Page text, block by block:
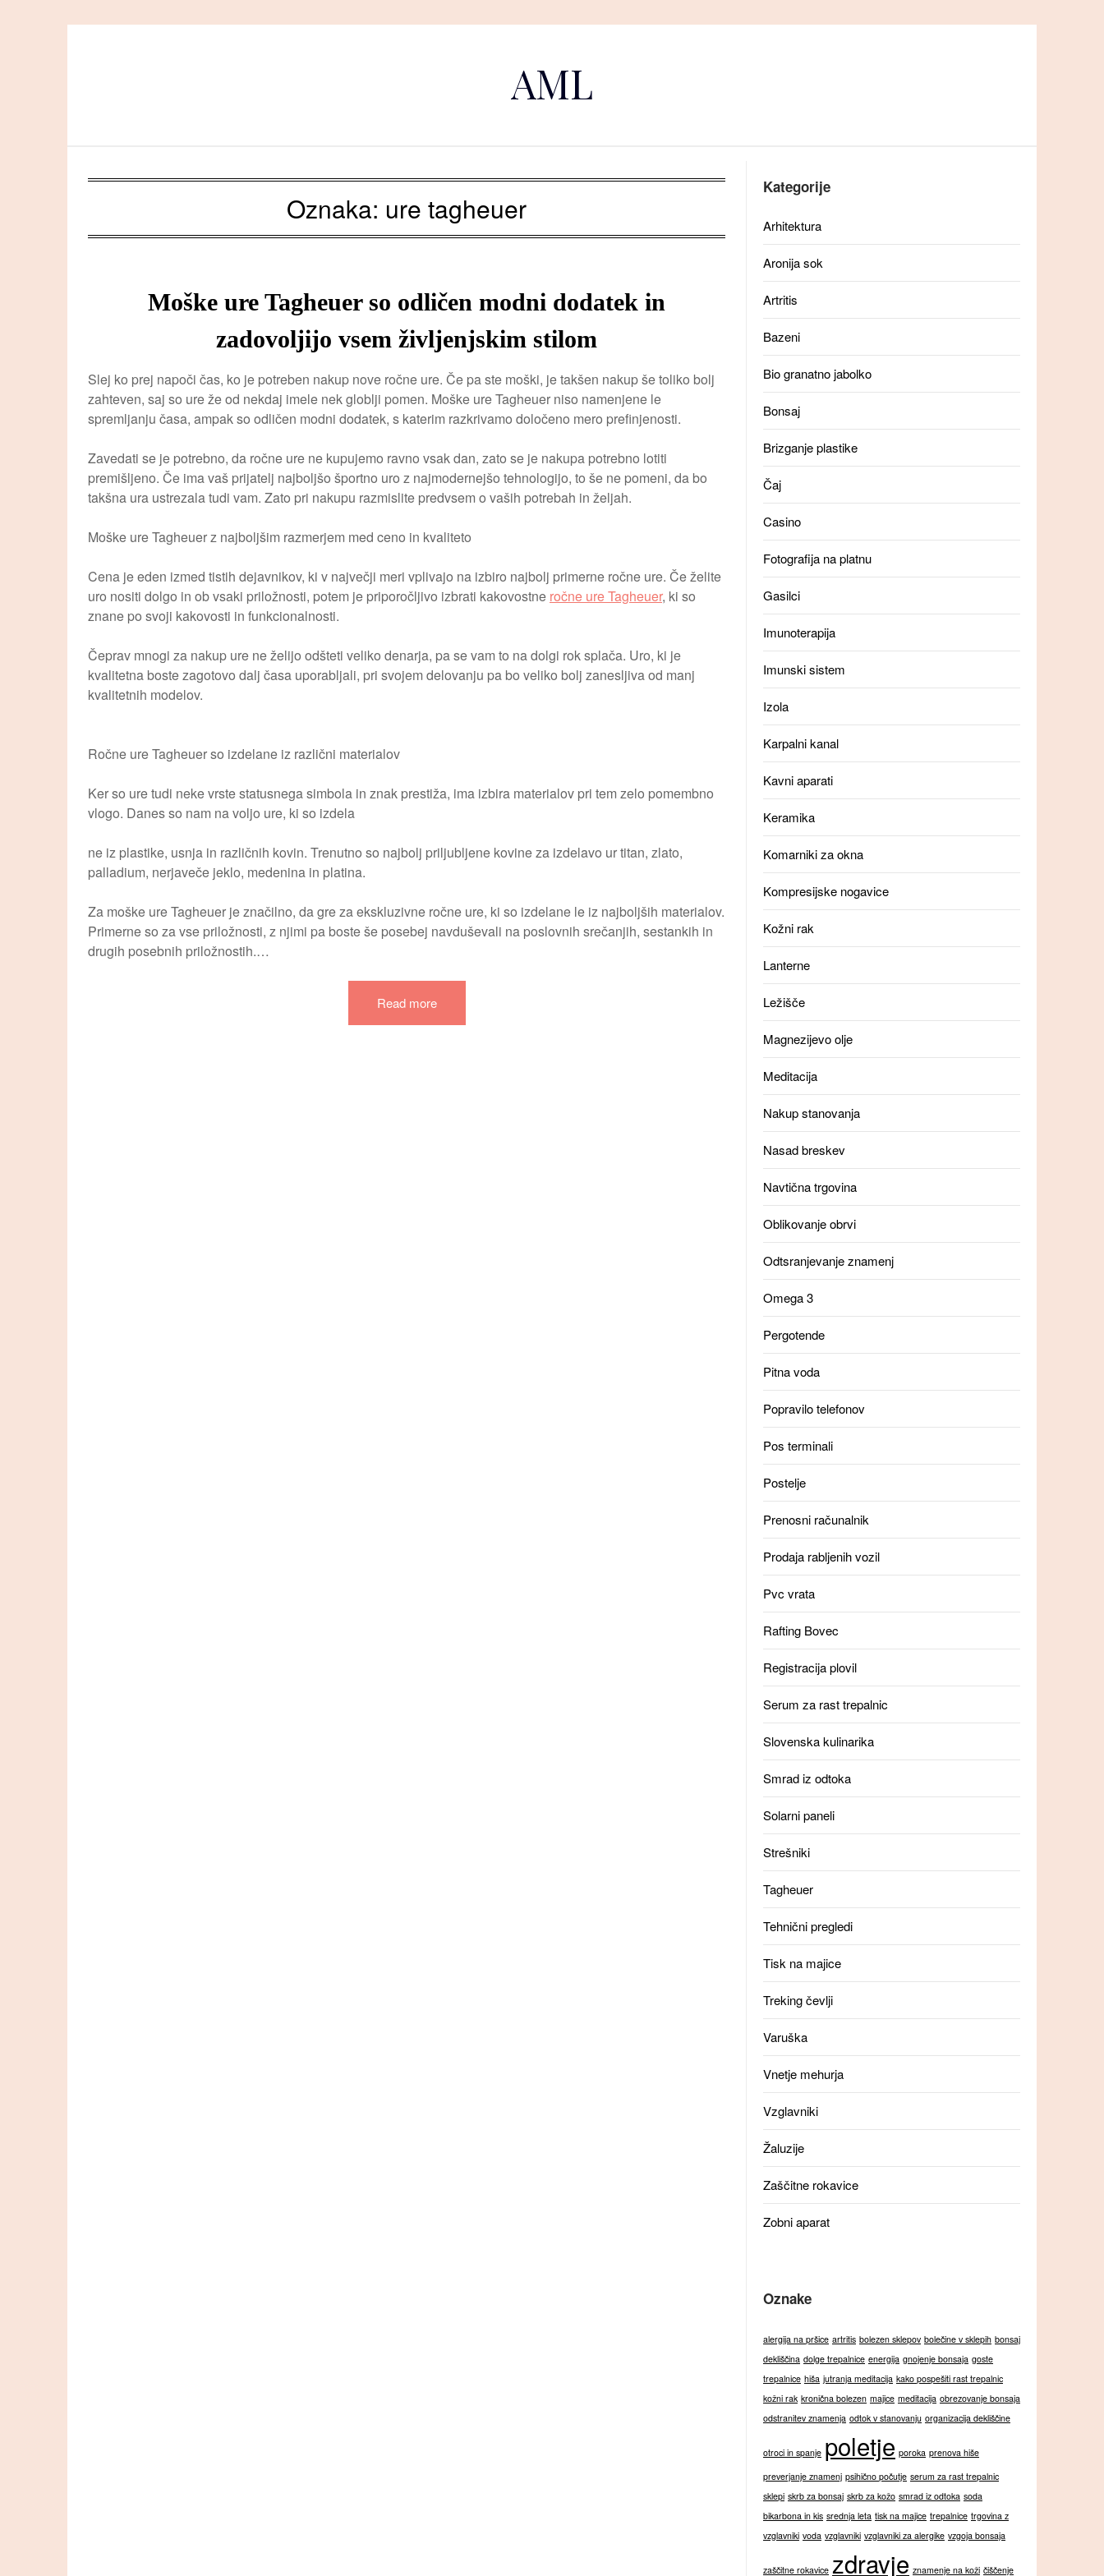
AML
Oznaka: ure tagheuer
Moške ure Tagheuer so odličen modni dodatek in
zadovoljijo vsem življenjskim stilom
Slej ko prej napoči čas, ko je potreben nakup nove ročne ure. Če pa ste moški, je takšen nakup še toliko bolj
zahteven, saj so ure že od nekdaj imele nek globlji pomen. Moške ure Tagheuer niso namenjene le
spremljanju časa, ampak so odličen modni dodatek, s katerim razkrivamo določeno mero prefinjenosti.
Zavedati se je potrebno, da ročne ure ne kupujemo ravno vsak dan, zato se je nakupa potrebno lotiti
premišljeno. Če ima vaš prijatelj najboljšo športno uro z najmodernejšo tehnologijo, to še ne pomeni, da bo
takšna ura ustrezala tudi vam. Zato pri nakupu razmislite predvsem o vaših potrebah in željah.
Moške ure Tagheuer z najboljšim razmerjem med ceno in kvaliteto
Cena je eden izmed tistih dejavnikov, ki v največji meri vplivajo na izbiro najbolj primerne ročne ure. Če želite
uro nositi dolgo in ob vsaki priložnosti, potem je priporočljivo izbrati kakovostne ročne ure Tagheuer, ki so
znane po svoji kakovosti in funkcionalnosti.
Čeprav mnogi za nakup ure ne želijo odšteti veliko denarja, pa se vam to na dolgi rok splača. Uro, ki je
kvalitetna boste zagotovo dalj časa uporabljali, pri svojem delovanju pa bo veliko bolj zanesljiva od manj
kvalitetnih modelov.
Ročne ure Tagheuer so izdelane iz različni materialov
Ker so ure tudi neke vrste statusnega simbola in znak prestiža, ima izbira materialov pri tem zelo pomembno
vlogo. Danes so nam na voljo ure, ki so izdela
ne iz plastike, usnja in različnih kovin. Trenutno so najbolj priljubljene kovine za izdelavo ur titan, zlato,
palladium, nerjaveče jeklo, medenina in platina.
Za moške ure Tagheuer je značilno, da gre za ekskluzivne ročne ure, ki so izdelane le iz najboljših materialov.
Primerne so za vse priložnosti, z njimi pa boste še posebej navduševali na poslovnih srečanjih, sestankih in
drugih posebnih priložnostih.…
Read more
Kategorije
Arhitektura
Aronija sok
Artritis
Bazeni
Bio granatno jabolko
Bonsaj
Brizganje plastike
Čaj
Casino
Fotografija na platnu
Gasilci
Imunoterapija
Imunski sistem
Izola
Karpalni kanal
Kavni aparati
Keramika
Komarniki za okna
Kompresijske nogavice
Kožni rak
Lanterne
Ležišče
Magnezijevo olje
Meditacija
Nakup stanovanja
Nasad breskev
Navtična trgovina
Oblikovanje obrvi
Odtsranjevanje znamenj
Omega 3
Pergotende
Pitna voda
Popravilo telefonov
Pos terminali
Postelje
Prenosni računalnik
Prodaja rabljenih vozil
Pvc vrata
Rafting Bovec
Registracija plovil
Serum za rast trepalnic
Slovenska kulinarika
Smrad iz odtoka
Solarni paneli
Strešniki
Tagheuer
Tehnični pregledi
Tisk na majice
Treking čevlji
Varuška
Vnetje mehurja
Vzglavniki
Žaluzije
Zaščitne rokavice
Zobni aparat
Oznake
alergija na pršice artritis bolezen sklepov bolečine v sklepih bonsaj
dekliščina dolge trepalnice energija gnojenje bonsaja goste
trepalnice hiša jutranja meditacija kako pospešiti rast trepalnic
kožni rak kronična bolezen majice meditacija obrezovanje bonsaja
odstranitev znamenja odtok v stanovanju organizacija dekliščine
otroci in spanje poletje poroka prenova hiše
preverjanje znamenj psihično počutje serum za rast trepalnic
sklepi skrb za bonsaj skrb za kožo smrad iz odtoka soda
bikarbona in kis srednja leta tisk na majice trepalnice trgovina z
vzglavniki voda vzglavniki vzglavniki za alergike vzgoja bonsaja
zaščitne rokavice zdravje znamenje na koži čiščenje